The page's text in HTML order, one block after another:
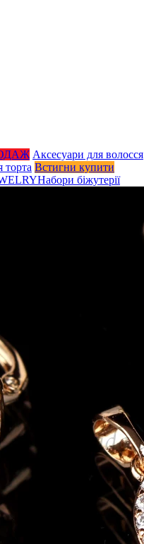
Аксесуари для волосся
торта Встигни купити
Набори біжутерії